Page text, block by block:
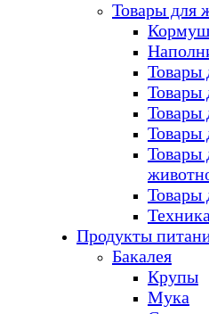
Товары для
Товары
Товары
Товары
Товары
Товары
Товары
Продукты
Бакалея
Крупы
Мука